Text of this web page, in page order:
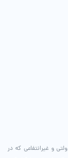
و غیرانتفاعی که در